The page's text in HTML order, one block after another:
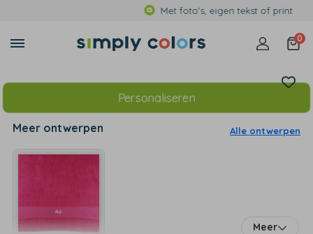
Met foto's, eigen tekst of print
0
Personaliseren
Meer ontwerpen Alle ontwerpen
Meer